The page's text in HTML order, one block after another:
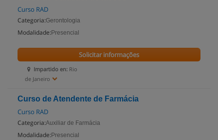
Curso RAD
Categoria:Gerontologia
Modalidade: Presencial
Impartido en: Rio
de Janeiro
Solicitar informações
Curso de Atendente de Farmácia
Curso RAD
Categoria:Auxiliar de Farmácia
Modalidade: Presencial